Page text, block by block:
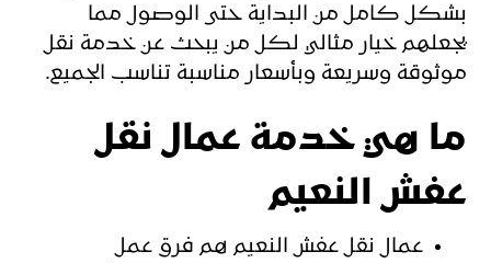
بشكل كامل من البداية حتى الوصول مما
يجعلهم خيار مثالي لكل من يبحث عن خدمة نقل
موثوقة وسريعة وبأسعار مناسبة تناسب الجميع.
ما هي خدمة عمال نقل
عفش النعيم
عمال نقل عفش النعيم هم فرق عمل